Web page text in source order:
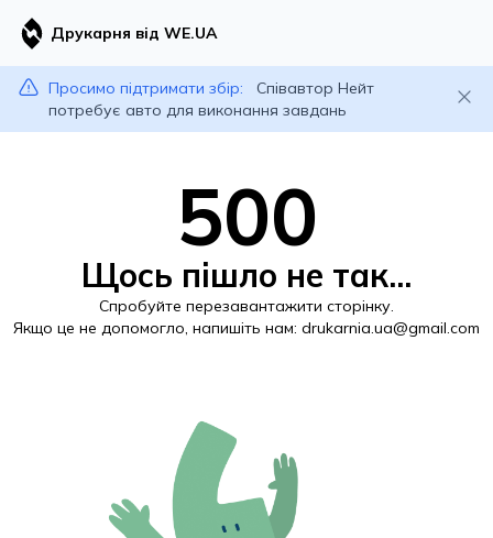
Друкарня від WE.UA
Просимо підтримати збір:
Співавтор Нейт
потребує авто для виконання завдань
500
Щось пішло не так...
Спробуйте перезавантажити сторінку.
Якщо це не допомогло, напишіть нам: drukarnia.ua@gmail.com